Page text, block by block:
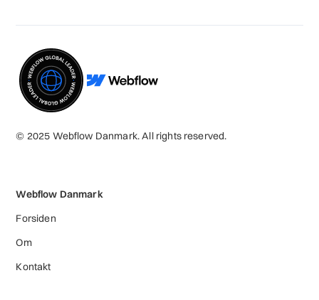
© 2025 Webflow Danmark. All rights reserved.
Webflow Danmark
Forsiden
Om
Kontakt